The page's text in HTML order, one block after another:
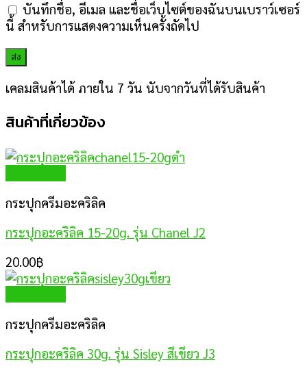
บันทึกชื่อ, อีเมล และชื่อเว็บไซต์ของฉันบนเบราว์เซอร์
นี้ สำหรับการแสดงความเห็นครั้งถัดไป
เคลมสินค้าได้ ภายใน 7 วัน นับจากวันที่ได้รับสินค้า
สินค้าที่เกี่ยวข้อง
กระปุกครีมอะคริลิค
กระปุกอะคริลิค 15-20g. รุ่น Chanel J2
20.00฿
กระปุกครีมอะคริลิค
กระปุกอะคริลิค 30g. รุ่น Sisley สีเขียว J3